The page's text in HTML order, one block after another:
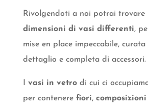
Rivolgendoti a noi potrai trovare
dimensioni di vasi differenti,
mise en place impeccabile,
dettaglio e completa di accessori.
I vasi in vetrodi cui ci
per contenere fiori, composizioni